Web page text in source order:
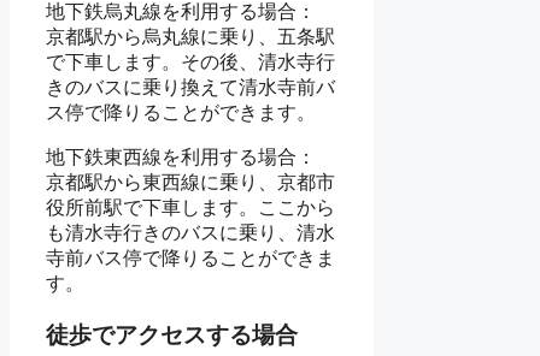
地下鉄烏丸線を利用する場合：
京都駅から烏丸線に乗り、五条駅
で下車します。その後、清水寺行
きのバスに乗り換えて清水寺前バ
ス停で降りることができます。
地下鉄東西線を利用する場合：
京都駅から東西線に乗り、京都市
役所前駅で下車します。ここから
も清水寺行きのバスに乗り、清水
寺前バス停で降りることができま
す。
徒歩でアクセスする場合